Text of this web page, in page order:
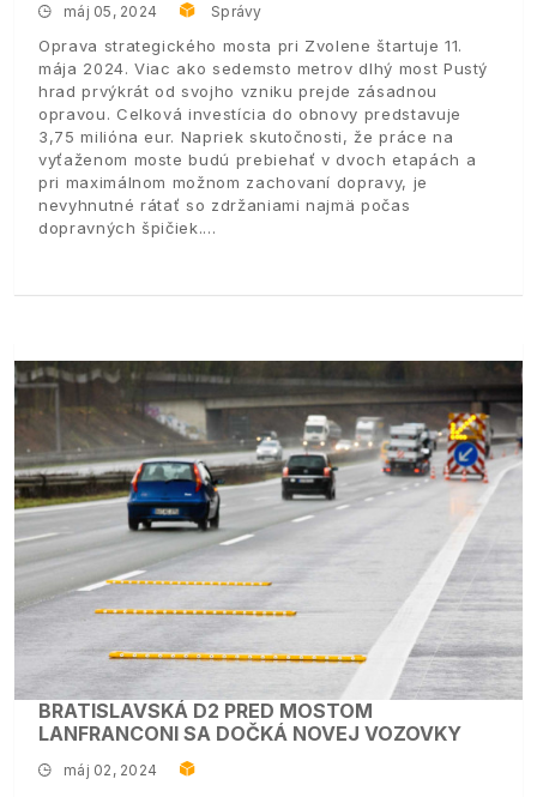
máj 05, 2024 Správy
Oprava strategického mosta pri Zvolene štartuje 11.
mája 2024. Viac ako sedemsto metrov dlhý most Pustý
hrad prvýkrát od svojho vzniku prejde zásadnou
opravou. Celková investícia do obnovy predstavuje
3,75 milióna eur. Napriek skutočnosti, že práce na
vyťaženom moste budú prebiehať v dvoch etapách a
pri maximálnom možnom zachovaní dopravy, je
nevyhnutné rátať so zdržaniami najmä počas
dopravných špičiek.
BRATISLAVSKÁ D2 PRED MOSTOM
LANFRANCONI SA DOČKÁ NOVEJ VOZOVKY
máj 02, 2024